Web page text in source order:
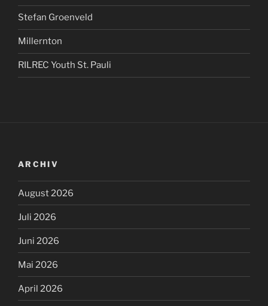
Stefan Groenveld
Millernton
RILREC Youth St. Pauli
ARCHIV
August 2026
Juli 2026
Juni 2026
Mai 2026
April 2026